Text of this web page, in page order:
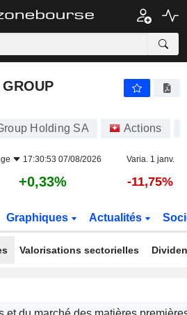
HOLDING SA CHF
Holding SA Actions
17:30:53 07/08/2026 Varia. 1 janv.
+0,33% -11,75%
Graphiques Actualités
Valorisations sectorielles